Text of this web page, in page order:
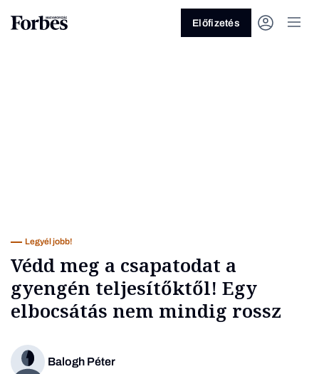
Üzlet
Előfizetés
Legyél jobb!
Védd meg a csapatodat a
gyengén teljesítőktől! Egy
elbocsátás nem mindig rossz
Balogh Péter